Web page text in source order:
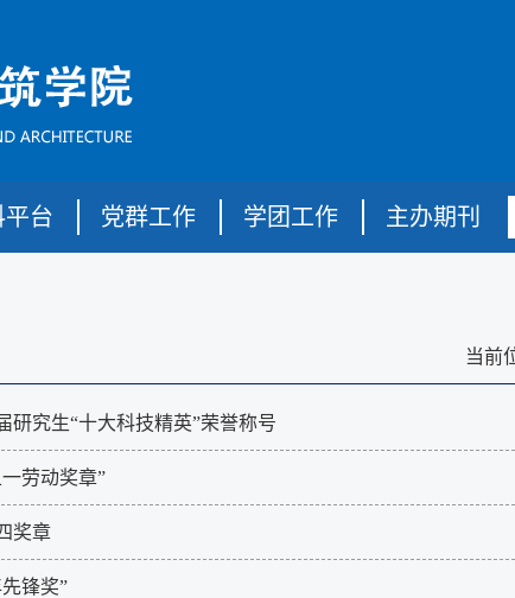
平台 党群工作 学团工作 主办期刊
当前
研究生“十大科技精英”荣誉称号
劳动奖章”
奖章
锋奖”